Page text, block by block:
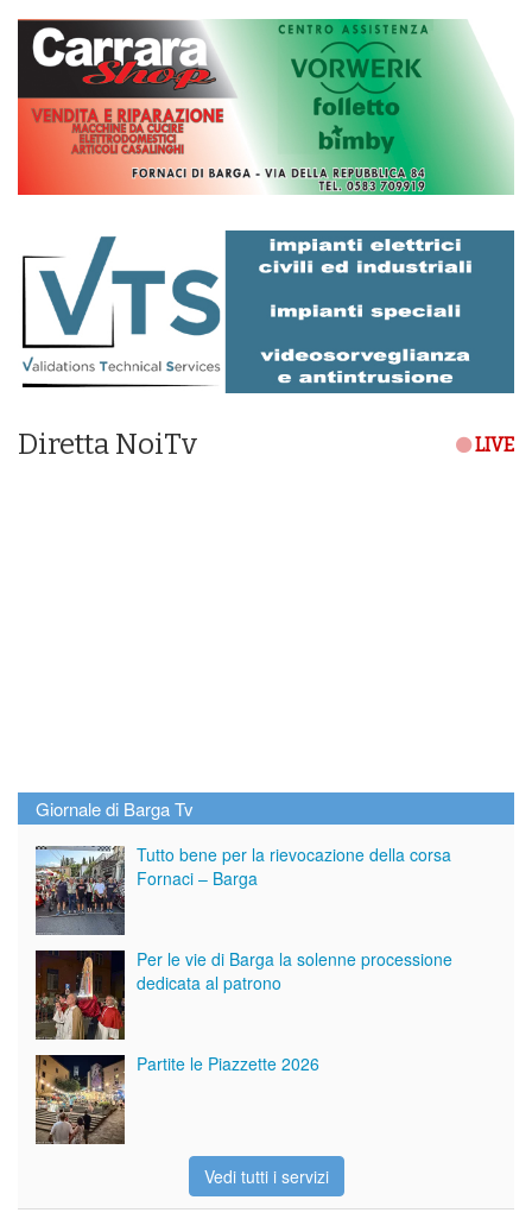
Diretta NoiTv LIVE
Giornale di Barga Tv
Tutto bene per la rievocazione della corsa
Fornaci – Barga
Per le vie di Barga la solenne processione
dedicata al patrono
Partite le Piazzette 2026
Vedi tutti i servizi